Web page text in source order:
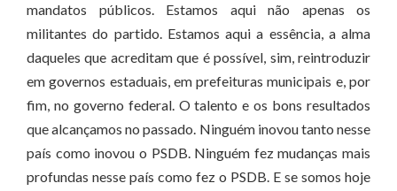
mandatos públicos. Estamos aqui não apenas os
militantes do partido. Estamos aqui a essência, a alma
daqueles que acreditam que é possível, sim, reintroduzir
em governos estaduais, em prefeituras municipais e, por
fim, no governo federal. O talento e os bons resultados
que alcançamos no passado. Ninguém inovou tanto nesse
país como inovou o PSDB. Ninguém fez mudanças mais
profundas nesse país como fez o PSDB. E se somos hoje